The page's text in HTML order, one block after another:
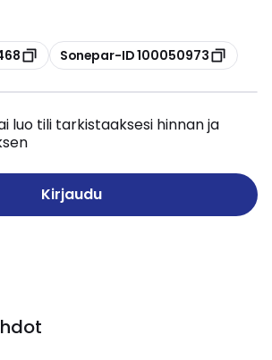
Kopioi
Sonepar-ID 100050973
luo tili tarkistaaksesi hinnan ja
Kirjaudu